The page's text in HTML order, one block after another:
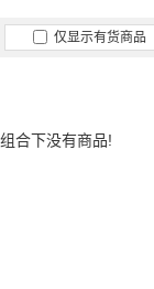
仅显示有货商品
合下没有商品!